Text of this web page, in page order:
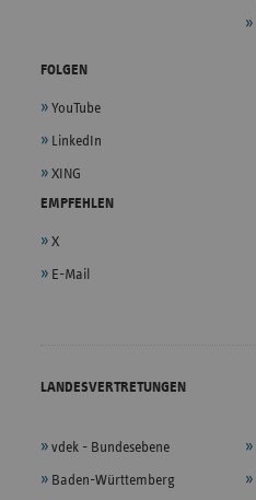
FOLGEN
YouTube
LinkedIn
XING
EMPFEHLEN
X
E-Mail
LANDESVERTRETUNGEN
vdek - Bundesebene
Baden-Württemberg